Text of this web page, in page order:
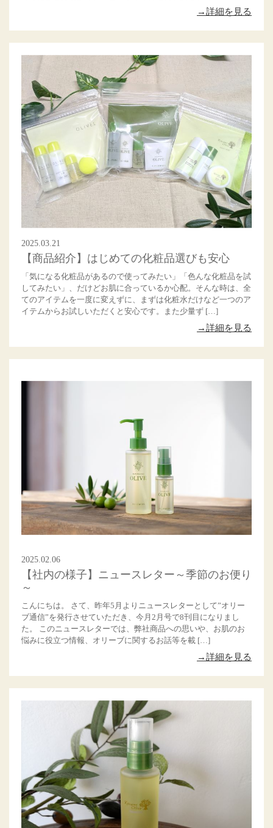
→詳細を見る
2025.03.21
【商品紹介】はじめての化粧品選びも安心
「気になる化粧品があるので使ってみたい」「色んな化粧品を試
してみたい」、だけどお肌に合っているか心配。そんな時は、全
てのアイテムを一度に変えずに、まずは化粧水だけなど一つのア
イテムからお試しいただくと安心です。また少量ず […]
→詳細を見る
2025.02.06
【社内の様子】ニュースレター～季節のお便り
～
こんにちは。 さて、昨年5月よりニュースレターとして”オリー
ブ通信”を発行させていただき、今月2月号で8刊目になりまし
た。 このニュースレターでは、弊社商品への思いや、お肌のお
悩みに役立つ情報、オリーブに関するお話等を載 […]
→詳細を見る